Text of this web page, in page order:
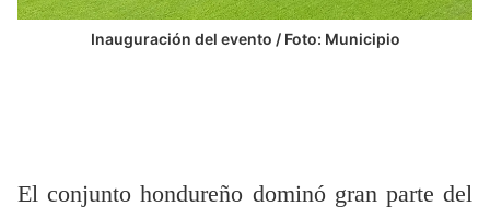
Inauguración del evento / Foto: Municipio
El conjunto hondureño dominó gran parte del